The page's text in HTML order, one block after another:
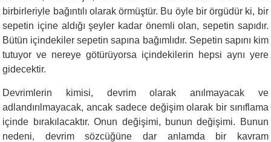
birbirleriyle bağıntılı olarak örmüştür. Bu öyle bir örgüdür ki, bir
sepetin içine aldığı şeyler kadar önemli olan, sepetin sapıdır.
Bütün içindekiler sepetin sapına bağımlıdır. Sepetin sapını kim
tutuyor ve nereye götürüyorsa içindekilerin hepsi aynı yere
gidecektir.
Devrimlerin kimisi, devrim olarak anılmayacak ve
adlandırılmayacak, ancak sadece değişim olarak bir sınıflama
içinde bırakılacaktır. Onun değişimi, bunun değişimi. Bunun
nedeni, devrim sözcüğüne dar anlamda bir kavram